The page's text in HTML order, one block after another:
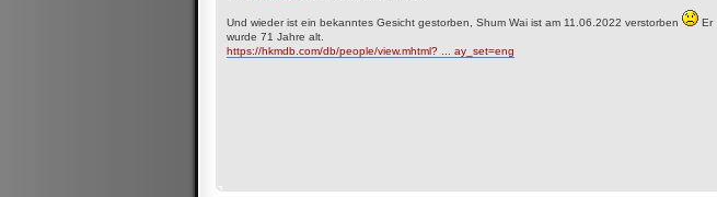
Und wieder ist ein bekanntes Gesicht gestorben, Shum Wai ist am 11.06.2022 verstorben
Er
wurde 71 Jahre alt.
https://hkmdb.com/db/people/view.mhtml? ... ay_set=eng